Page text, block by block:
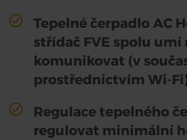
Tepelné čerpadlo AC
střídač FVE spolu
komunikovat (v
prostřednictvím Wi-
Regulace tepelného
regulovat minimální